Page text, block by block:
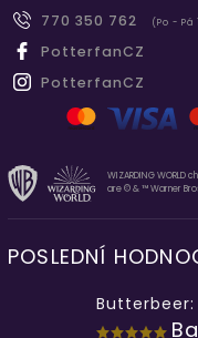
770 350 762
(Po - Pá
PotterfanCZ
PotterfanCZ
WIZARDING
are © & ™ Warner
POSLEDNÍ
Butterbeer: